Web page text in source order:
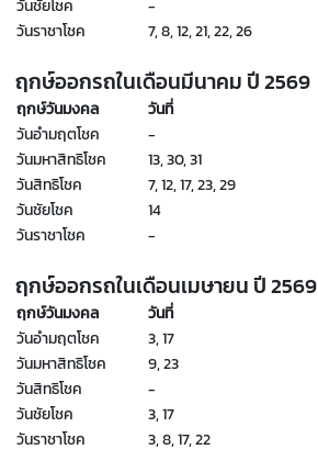
วันชัยโชค
-
วันราชาโชค
7, 8, 12, 21, 22, 26
ฤกษ์ออกรถในเดือนมีนาคม ปี2569
ฤกษ์วันมงคล
วันที่
วันอำมฤตโชค
-
วันมหาสิทธิโชค
13, 30, 31
วันสิทธิโชค
7, 12, 17, 23, 29
วันชัยโชค
14
วันราชาโชค
-
ฤกษ์ออกรถในเดือนเมษายน ปี2569
ฤกษ์วันมงคล
วันที่
วันอำมฤตโชค
3, 17
วันมหาสิทธิโชค
9, 23
วันสิทธิโชค
-
วันชัยโชค
3, 17
วันราชาโชค
3, 8, 17, 22